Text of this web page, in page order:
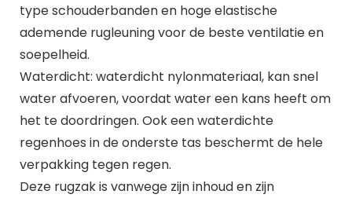
type schouderbanden en hoge elastische
ademende rugleuning voor de beste ventilatie en
soepelheid.
Waterdicht: waterdicht nylonmateriaal, kan snel
water afvoeren, voordat water een kans heeft om
het te doordringen. Ook een waterdichte
regenhoes in de onderste tas beschermt de hele
verpakking tegen regen.
Deze rugzak is vanwege zijn inhoud en zijn